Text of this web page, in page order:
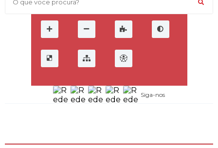
O que voce procura?
Siga-nos